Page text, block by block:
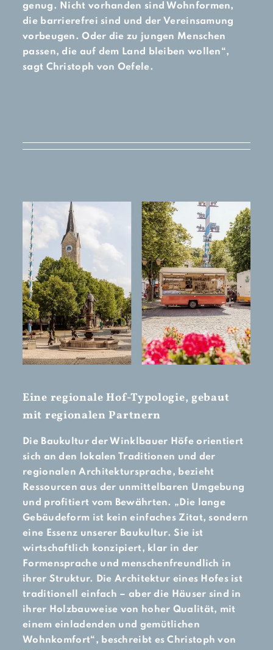
genug. Nicht vorhanden sind Wohnformen,
die barrierefrei sind und der Vereinsamung
vorbeugen. Oder die zu jungen Menschen
passen, die auf dem Land bleiben wollen“,
sagt Christoph von Oefele.
Eine regionale Hof-­Typologie, gebaut
mit regionalen Partnern
Die Baukultur der Winklbauer Höfe orientiert
sich an den lokalen Traditionen und der
regionalen Architektursprache, bezieht
Ressourcen aus der unmittelbaren Umgebung
und profitiert vom Bewährten. „Die lange
Gebäudeform ist kein einfaches Zitat, sondern
eine Essenz unserer Baukultur. Sie ist
wirtschaftlich konzipiert, klar in der
Formensprache und menschenfreundlich in
ihrer Struktur. Die Architektur eines Hofes ist
traditionell einfach – aber die Häuser sind in
ihrer Holzbauweise von hoher Qualität, mit
einem einladenden und gemütlichen
Wohnkomfort“, beschreibt es Christoph von